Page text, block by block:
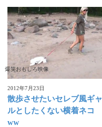
爆笑おもしろ映像
2012年7月23日
散歩させたいセレブ風ギャ
ルとしたくない横着ネコ
ww